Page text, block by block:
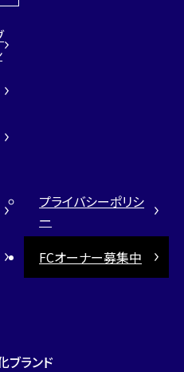
プライバシーポリシ
ー
FCオーナー募集中
ブランド